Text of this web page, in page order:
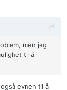
men jeg
til å
evnen til å